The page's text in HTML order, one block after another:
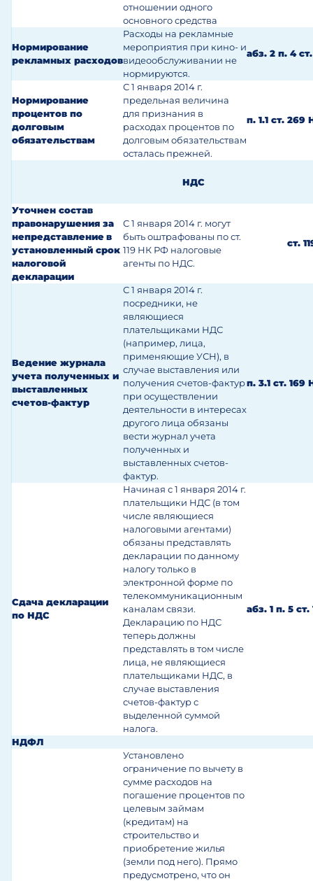
отношении одного
основного средства
Нормирование
рекламных расходов
Расходы на рекламные
мероприятия при кино- и
видеообслуживании не
нормируются.
абз. 2 п. 4
Нормирование
процентов по
долговым
обязательствам
С 1 января 2014 г.
предельная величина
для признания в
расходах процентов по
долговым обязательствам
осталась прежней.
п. 1.1 ст. 269
НДС
Уточнен состав
правонарушения за
непредставлениев
установленный срок
налоговой
декларации
С 1 января 2014 г. могут
быть оштрафованы по ст.
119 НК РФ налоговые
агенты по НДС.
ст.
Ведение журнала
учета полученных и
выставленных
счетов-фактур
С 1 января 2014 г.
посредники, не
являющиеся
плательщиками НДС
(например, лица,
применяющие УСН), в
случае выставления или
получения счетов-фактур
при осуществлении
деятельности в интересах
другого лица обязаны
вести журнал учета
полученных и
выставленных счетов-
фактур.
п. 3.1 ст. 169
Сдача декларации
по НДС
Начиная с 1 января 2014 г.
плательщики НДС (в том
числе являющиеся
налоговыми агентами)
обязаны представлять
декларации по данному
налогу только в
электронной форме по
телекоммуникационным
каналам связи.
Декларацию по НДС
теперь должны
представлять в том числе
лица, не являющиеся
плательщиками НДС, в
случае выставления
счетов-фактур с
выделенной суммой
налога.
абз. 1 п. 5
НДФЛ
Установлено
ограничение по вычету в
сумме расходов на
погашение процентов по
целевым займам
(кредитам) на
строительство и
приобретение жилья
(земли под него). Прямо
предусмотрено, что он